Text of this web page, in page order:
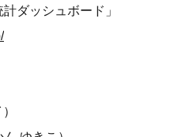
ダッシュボード」
）